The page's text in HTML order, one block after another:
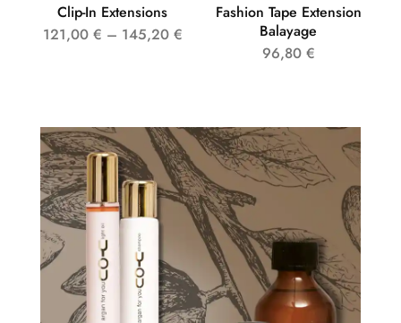
Clip-In Extensions
121,00 € – 145,20 €
Fashion Tape Extension
Balayage
96,80 €